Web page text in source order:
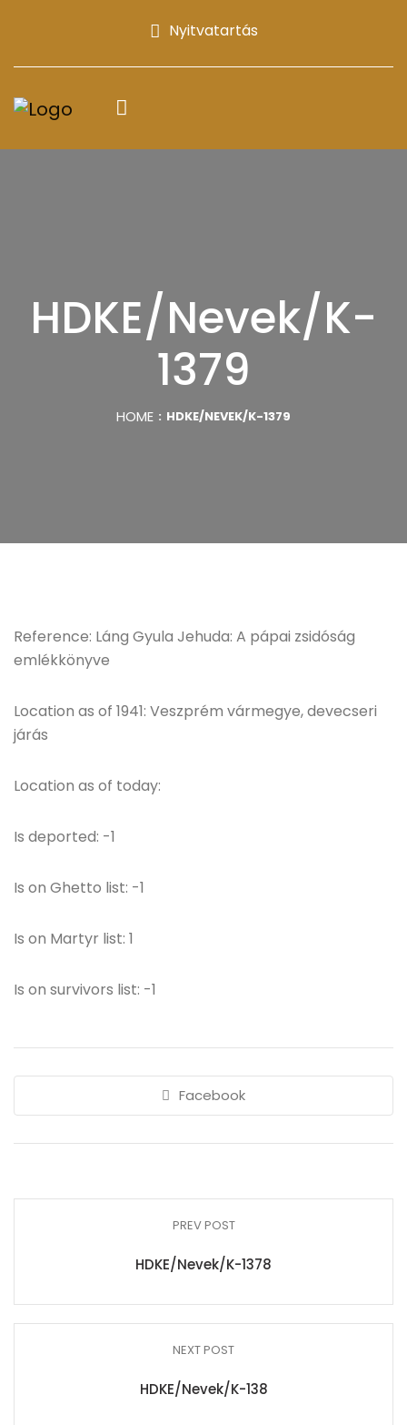
Nyitvatartás
HDKE/Nevek/K-
1379
HOME HDKE/NEVEK/K-1379
Reference: Láng Gyula Jehuda: A pápai zsidóság
emlékkönyve
Location as of 1941: Veszprém vármegye, devecseri
járás
Location as of today:
Is deported: -1
Is on Ghetto list: -1
Is on Martyr list: 1
Is on survivors list: -1
Facebook
PREV POST
HDKE/Nevek/K-1378
NEXT POST
HDKE/Nevek/K-138